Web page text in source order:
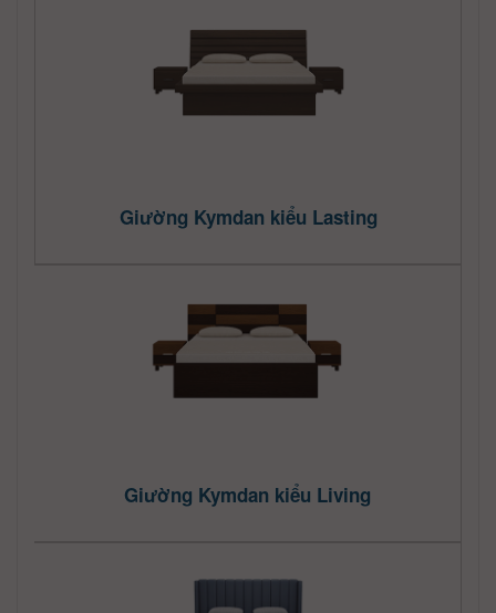
Giường Kymdan kiểu Lasting
Giường Kymdan kiểu Living